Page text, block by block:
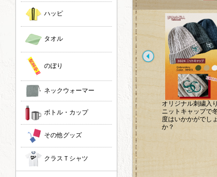
トートバッグへのプリ
ントが流行ってます！
ノベルティや祝い事で
のプレゼントにいかが
でしょうか。
染み込み風プリントで
ヴィンテージ風に！
オリジナル刺繍入
ニットキャップで
度はいかかがでし
か？
ハッピ
タオル
のぼり
ネックウォーマー
ボトル・カップ
その他グッズ
クラスＴシャツ